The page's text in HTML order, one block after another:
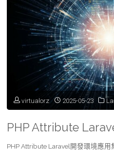
集
用
來
讀
取
class
virtualorz 2025-05-23
PHP Attribute
PHP Attribute Laravel開發環境應